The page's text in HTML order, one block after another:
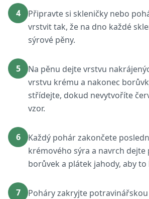
4
Připravte si skleničky nebo
vrstvit tak, že na dno každé
sýrové pěny.
5
Na pěnu dejte vrstvu
vrstvu krému a nakonec
střídejte, dokud nevytvoříte
vzor.
6
Každý pohár zakončete
krémového sýra a navrch dejte
borůvek a plátek jahody, aby to
7
Poháry zakryjte